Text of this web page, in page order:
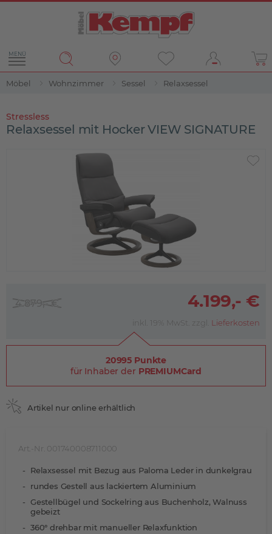
MENÜ
Möbel Wohnzimmer Sessel Relaxsessel
Stressless
Relaxsessel mit Hocker VIEW SIGNATURE
Art.-Nr. 001740008711000
Relaxsessel mit Bezug aus Paloma Leder in dunkelgrau
rundes Gestell aus lackiertem Aluminium
Gestellbügel und Sockelring aus Buchenholz, Walnuss
gebeizt
360° drehbar mit manueller Relaxfunktion
4.199,- €
inkl. 19% MwSt. zzgl. Lieferkosten
20995 Punkte
für Inhaber der PREMIUMCard
Artikel nur online erhältlich